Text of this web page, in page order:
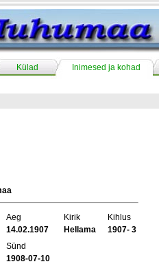
Külad Inimesed ja kohad
Aeg Kirik
Kihlus
14.02.1907 Hellama
1907- 3
Sünd
1908-07-10